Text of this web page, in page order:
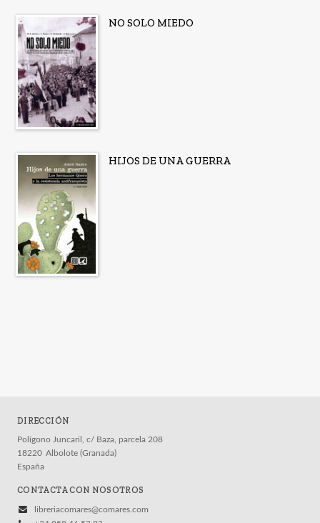
NO SOLO MIEDO
HIJOS DE UNA GUERRA
DIRECCIÓN
Polígono Juncaril, c/ Baza, parcela 208
18220 Albolote (Granada)
España
CONTACTA CON NOSOTROS
libreriacomares@comares.com